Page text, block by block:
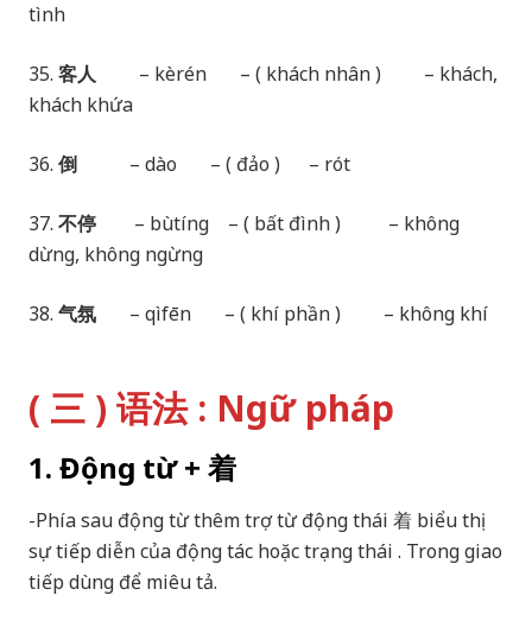
tình
35. 客人 – kèrén – ( khách nhân ) – khách,
khách khứa
36. 倒 – dào – ( đảo ) – rót
37. 不停 – bùtíng – ( bất đình ) – không
dừng, không ngừng
38. 气氛 – qìfēn – ( khí phần ) – không khí
( 三 ) 语法 : Ngữ pháp
1. Động từ + 着
-Phía sau động từ thêm trợ từ động thái 着 biểu thị
sự tiếp diễn của động tác hoặc trạng thái . Trong giao
tiếp dùng để miêu tả.